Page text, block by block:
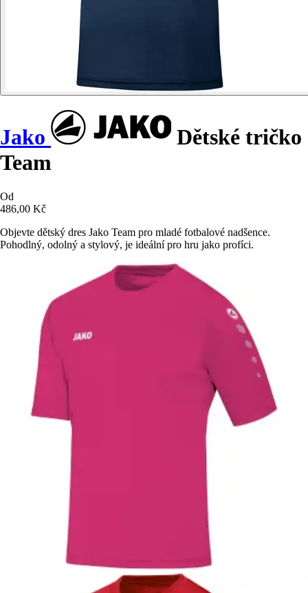
Jako
Dětské tričko
Team
Od
486,00 Kč
Objevte dětský dres Jako Team pro mladé fotbalové nadšence.
Pohodlný, odolný a stylový, je ideální pro hru jako profíci.